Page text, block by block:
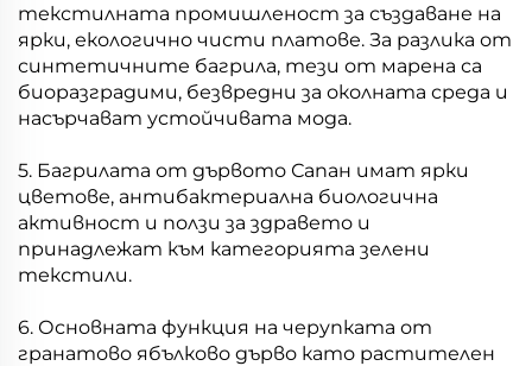
текстилната промишленост за създаване на
ярки, екологично чисти платове. За разлика от
синтетичните багрила, тези от марена са
биоразградими, безвредни за околната среда и
насърчават устойчивата мода.
5. Багрилата от дървото Сапан имат ярки
цветове, антибактериална биологична
активност и ползи за здравето и
принадлежат към категорията зелени
текстили.
6. Основната функция на черупката от
гранатово ябълково дърво като растителен